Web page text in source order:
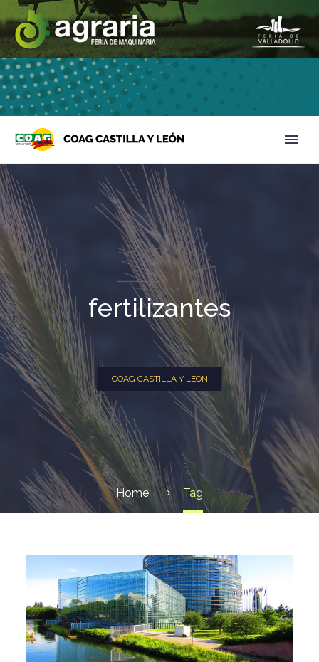
fertilizantes
COAG CASTILLA Y LEÓN
Home Tag